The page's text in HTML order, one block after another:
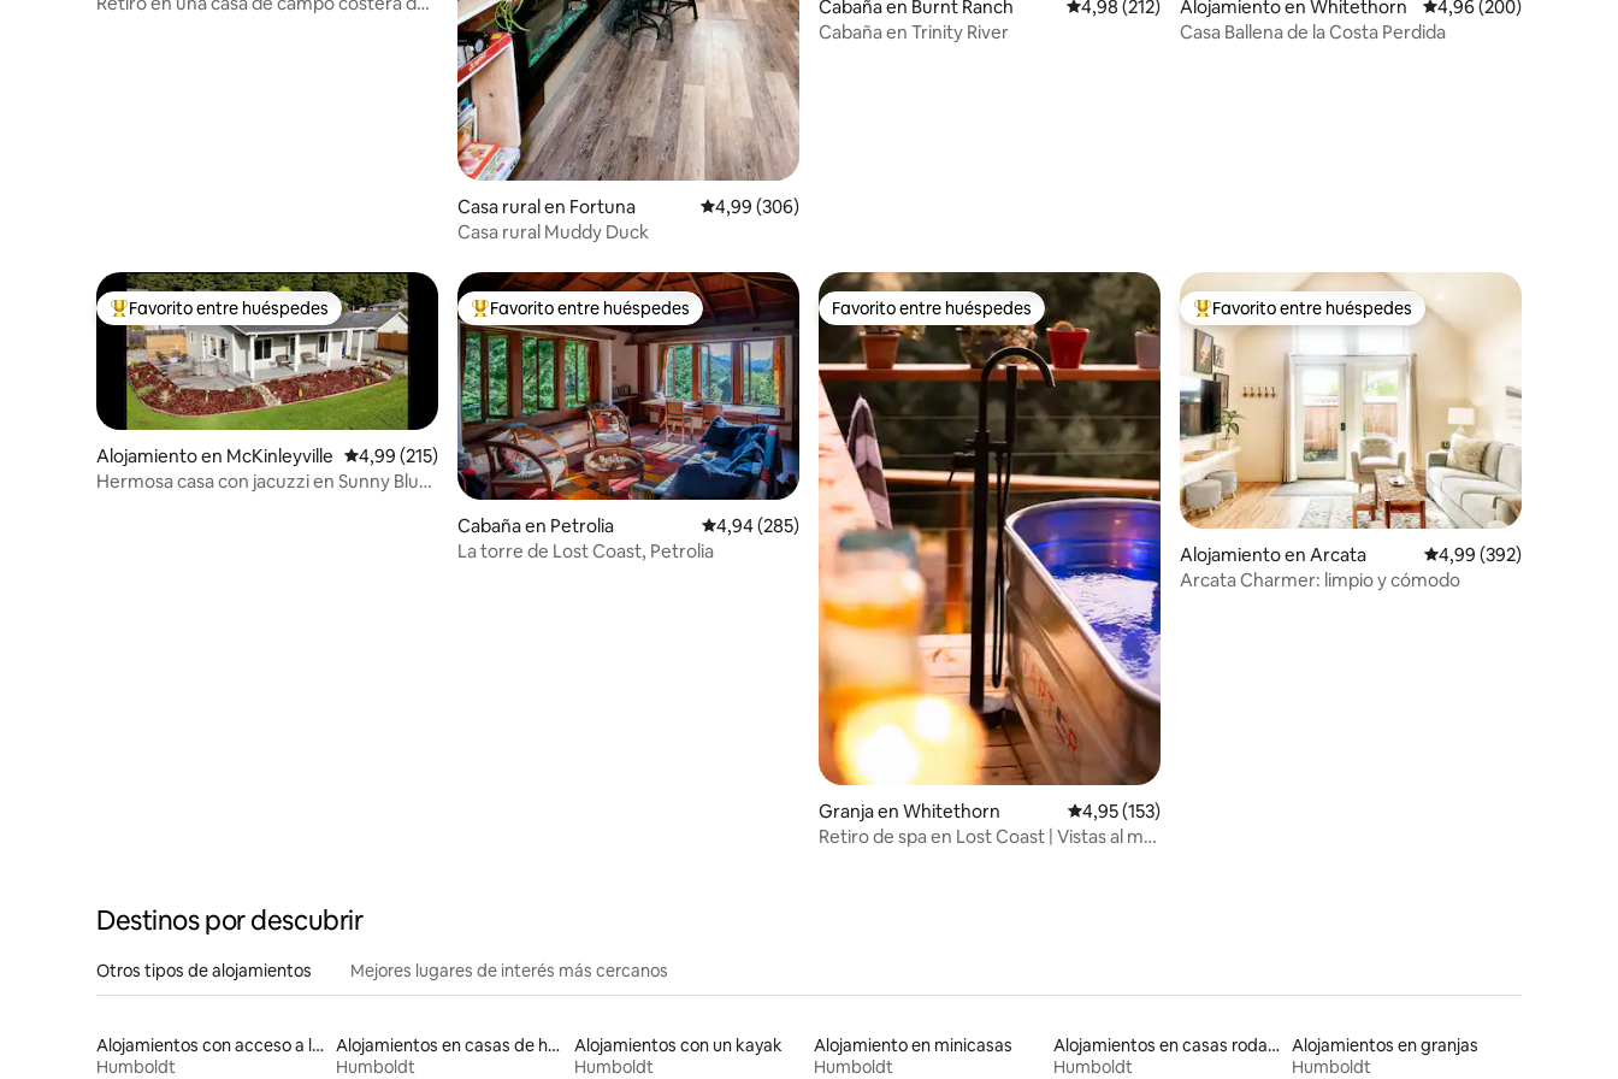
Casa rural en Fortuna Calificación promedio: 4,99 de 5. 306 evaluaciones
4,99 (306)
Casa rural Muddy Duck
Cabaña en Burnt Ranch Calificación promedio: 4,98 de 5. 212 evaluaciones
4,98 (212)
Cabaña en Trinity River
Alojamiento en Whitethorn Calificación promedio:
4,96 (200)
Casa Ballena de la Costa Perdida
Favorito entre los huéspedes más destacados
Favorito entre huéspedes
Alojamiento en McKinleyville Calificación promedio: 4,99 de 5. 215 evaluaciones
4,99 (215)
Hermosa casa con jacuzzi en Sunny Blue
Favorito entre los huéspedes más destacados
Favorito entre huéspedes
Cabaña en Petrolia Calificación promedio: 4,94 de 5. 285 evaluaciones
4,94 (285)
La torre de Lost Coast, Petrolia
Favorito entre huéspedes
Favorito entre huéspedes
Granja en Whitethorn Calificación promedio: 4,95 de 5. 153 evaluaciones
4,95 (153)
Retiro de spa en Lost Coast | Vistas al mar
Favorito entre los huéspedes más destacados
Favorito entre huéspedes
Alojamiento en Arcata Calificación promedio:
4,99 (392)
Arcata Charmer: limpio y cómodo
Destinos por descubrir
Otros tipos de alojamientos Mejores lugares de interés más cercanos
Alojamientos con acceso a la playa
Humboldt
Alojamientos en casas de huéspedes
Humboldt
Alojamientos con un kayak
Humboldt
Alojamiento en minicasas
Humboldt
Alojamientos en casas rodantes
Humboldt
Alojamientos en granjas
Humboldt